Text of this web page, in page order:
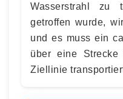
Wasserstrahl zu
getroffen wurde,
und es muss ein
über eine
Ziellinie